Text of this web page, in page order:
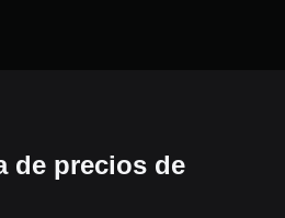
de precios de